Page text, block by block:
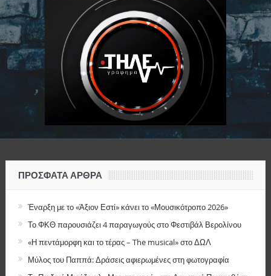
ΠΡΌΣΦΑΤΑ ΆΡΘΡΑ
Έναρξη με το «Άξιον Εστί» κάνει το «Μουσικότροπο 2026»
Το ΦΚΘ παρουσιάζει 4 παραγωγούς στο Φεστιβάλ Βερολίνου
«Η πεντάμορφη και το τέρας – The musical» στο ΔΩΛ
Μύλος του Παππά: Δράσεις αφιερωμένες στη φωτογραφία